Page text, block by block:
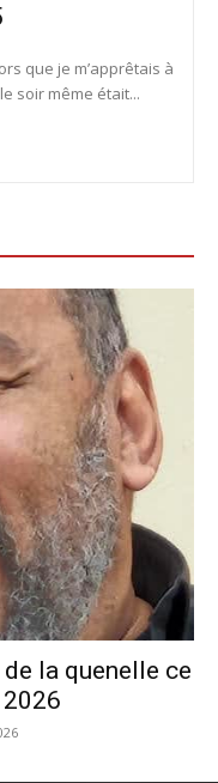
que je m’apprêtais à
soir même était...
la quenelle ce